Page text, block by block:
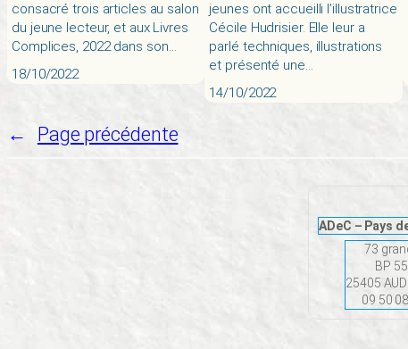
consacré trois articles au salon
du jeune lecteur, et aux Livres
Complices, 2022 dans son…
18/10/2022
jeunes ont accueilli l’illustratrice
Cécile Hudrisier. Elle leur a
parlé techniques, illustrations
et présenté une…
14/10/2022
← Page précédente
ADeC – Pays
73
BP
25405
09 50